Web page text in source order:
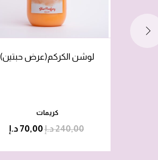
لوشن الكركم(عرض حبتين)
كريمات
240,00د.إ70,00 د.إ